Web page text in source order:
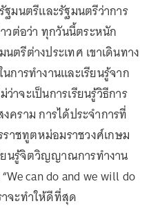
มนตรีและรัฐมนตรีว่าการ
วต่อว่า ทุกวันนี้ตระหนัก
ตรีต่างประเทศ เขาเดินทาง
การทำงานและเรียนรู้จาก
จะเป็นการเรียนรู้วิธีการ
ราม การได้ประจำการที่
าชทูตหม่อมราชวงศ์เกษม
ยนรู้จิตวิญญาณการทำงาน
can do and we will do
าจะทำให้ดีที่สุด